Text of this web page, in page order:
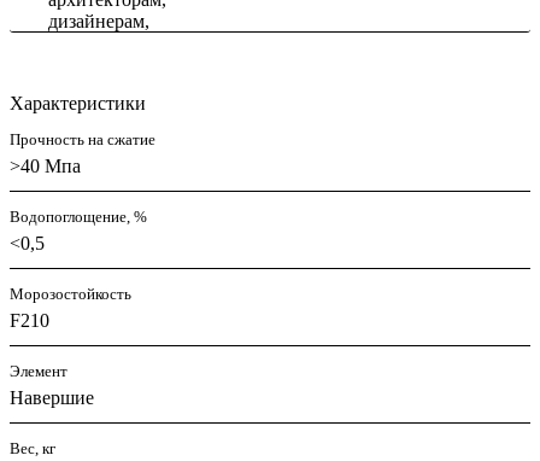
Характеристики
Прочность на сжатие
>40 Мпа
Водопоглощение, %
<0,5
Морозостойкость
F210
Элемент
Навершие
Вес, кг